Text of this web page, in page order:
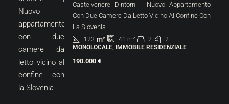
Castelvenere Dintorni | Nuovo Appartamento
Con Due Camere Da Letto Vicino Al Confine Con
La Slovenia
123 m² 41 m² 2
2
MONOLOCALE, IMMOBILE RESIDENZIALE
190.000 €